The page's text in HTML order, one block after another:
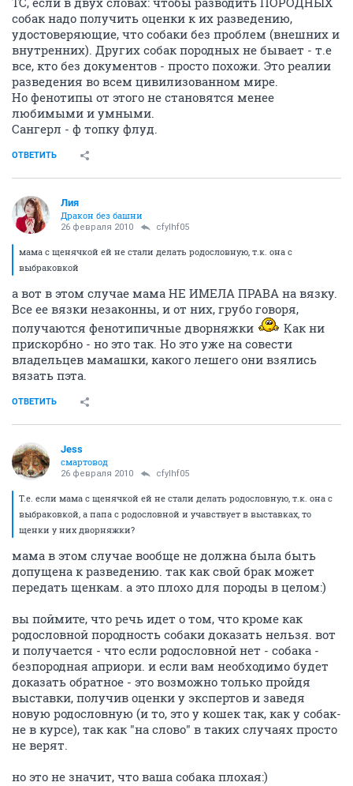
собак надо получить оценки к их разведению,
удостоверяющие, что собаки без проблем (внешних и
внутренних). Других собак породных не бывает - т.е
все, кто без документов - просто похожи. Это реалии
разведения во всем цивилизованном мире.
Но фенотипы от этого не становятся менее
любимыми и умными.
Сангерл - ф топку флуд.
ОТВЕТИТЬ
Лия
Дракон без башни
26 февраля 2010 cfylhf05
мама с щенячкой ей не стали делать родословную, т.к. она с
выбраковкой
а вот в этом случае мама НЕ ИМЕЛА ПРАВА на вязку.
Все ее вязки незаконны, и от них, грубо говоря,
получаются фенотипичные дворняжки
Как ни
прискорбно - но это так. Но это уже на совести
владельцев мамашки, какого лешего они взялись
вязать пэта.
ОТВЕТИТЬ
Jess
смартовод
26 февраля 2010 cfylhf05
Т.е. если мама с щенячкой ей не стали делать родословную, т.к. она с
выбраковкой, а папа с родословной и учавствует в выставках, то
щенки у них дворняжки?
мама в этом случае вообще не должна была быть
допущена к разведению. так как свой брак может
передать щенкам. а это плохо для породы в целом:)
вы поймите, что речь идет о том, что кроме как
родословной породность собаки доказать нельзя. вот
и получается - что если родословной нет - собака -
безпородная априори. и если вам необходимо будет
доказать обратное - это возможно только пройдя
выставки, получив оценки у экспертов и заведя
новую родословную (и то, это у кошек так, как у собак-
не в курсе), так как "на слово" в таких случаях просто
не верят.
но это не значит, что ваша собака плохая:)